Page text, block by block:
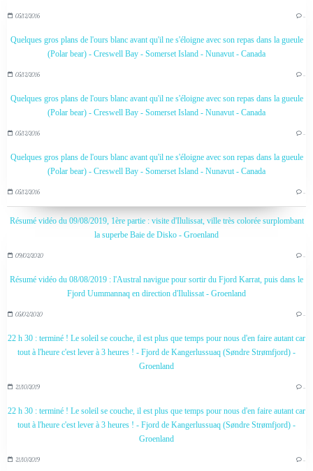
05/12/2016 …
Quelques gros plans de l'ours blanc avant qu'il ne s'éloigne avec son repas dans la gueule
(Polar bear) - Creswell Bay - Somerset Island - Nunavut - Canada
05/12/2016 …
Quelques gros plans de l'ours blanc avant qu'il ne s'éloigne avec son repas dans la gueule
(Polar bear) - Creswell Bay - Somerset Island - Nunavut - Canada
05/12/2016 …
Quelques gros plans de l'ours blanc avant qu'il ne s'éloigne avec son repas dans la gueule
(Polar bear) - Creswell Bay - Somerset Island - Nunavut - Canada
05/12/2016 …
Résumé vidéo du 09/08/2019, 1ère partie : visite d'Ilulissat, ville très colorée surplombant
la superbe Baie de Disko - Groenland
09/02/2020 …
Résumé vidéo du 08/08/2019 : l'Austral navigue pour sortir du Fjord Karrat, puis dans le
Fjord Uummannaq en direction d'Ilulissat - Groenland
05/02/2020 …
22 h 30 : terminé ! Le soleil se couche, il est plus que temps pour nous d'en faire autant car
tout à l'heure c'est lever à 3 heures ! - Fjord de Kangerlussuaq (Søndre Strømfjord) -
Groenland
21/10/2019 …
22 h 30 : terminé ! Le soleil se couche, il est plus que temps pour nous d'en faire autant car
tout à l'heure c'est lever à 3 heures ! - Fjord de Kangerlussuaq (Søndre Strømfjord) -
Groenland
21/10/2019 …